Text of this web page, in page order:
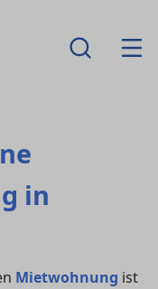
in
Mietwohnung ist